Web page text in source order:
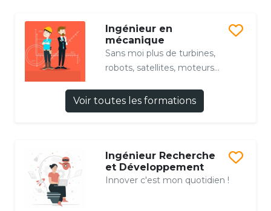
Ingénieur en
mécanique
Sans moi plus de turbines,
robots, satellites, moteurs...
Voir toutes les formations
Ingénieur Recherche
et Développement
Innover c'est mon quotidien !